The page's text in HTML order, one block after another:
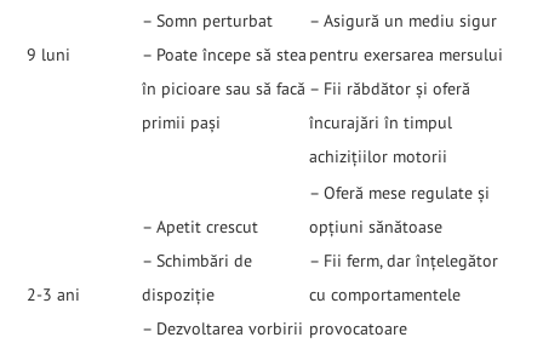
9 luni
– Somn perturbat
– Poate începe să stea
în picioare sau să facă
primii pași
– Asigură un mediu sigur
pentru exersarea mersului
– Fii răbdător și oferă
încurajări în timpul
achizițiilor motorii
2-3 ani
– Apetit crescut
– Schimbări de
dispoziție
– Dezvoltarea vorbirii
– Oferă mese regulate și
opțiuni sănătoase
– Fii ferm, dar înțelegător
cu comportamentele
provocatoare